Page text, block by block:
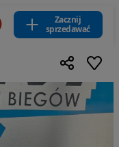
Zacznij
sprzedawać